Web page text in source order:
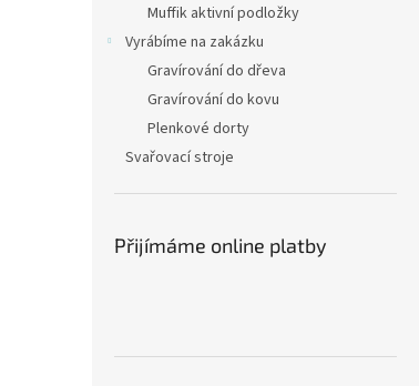
Muffik aktivní podložky
Vyrábíme na zakázku
Gravírování do dřeva
Gravírování do kovu
Plenkové dorty
Svařovací stroje
Přijímáme online platby